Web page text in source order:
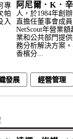
專
帕
入
阿尼爾．K．
人，於1984年創
直擔任董事會成
NetScout年營業
業和公共部門提
務分析解決方案
香檳分...
發展 經營管理